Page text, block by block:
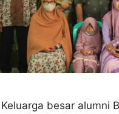
Keluarga besar